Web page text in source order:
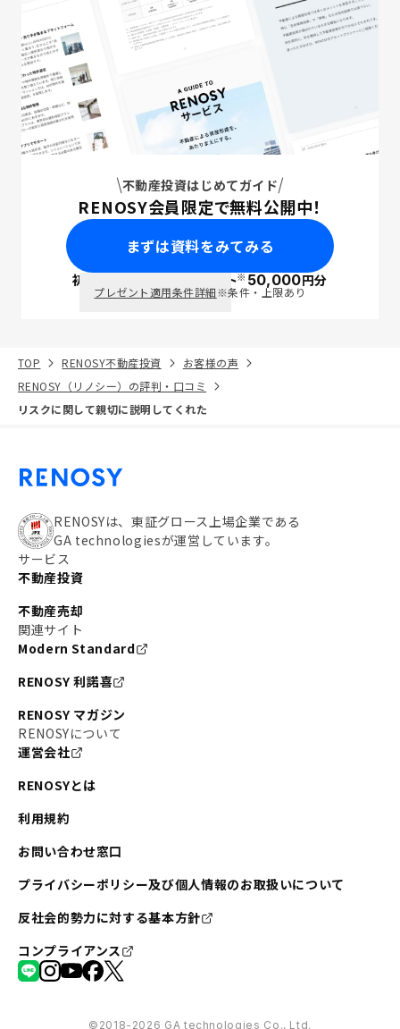
不動産投資はじめてガイド
RENOSY会員限定で無料公開中！
まずは資料をみてみる
初回面談で ポイント※50,000円分
プレゼント適用条件詳細※条件・上限あり
TOP RENOSY不動産投資
お客様の声
RENOSY（リノシー）の評判・口コミ
リスクに関して親切に説明してくれた
RENOSYは、東証グロース上場企業である
GA technologiesが運営しています。
サービス
不動産投資
不動産売却
関連サイト
Modern Standard
RENOSY 利諾喜
RENOSY マガジン
RENOSYについて
運営会社
RENOSYとは
利用規約
お問い合わせ窓口
プライバシーポリシー及び個人情報のお取扱いについて
反社会的勢力に対する基本方針
コンプライアンス
©︎2018-2026 GA technologies Co., Ltd.